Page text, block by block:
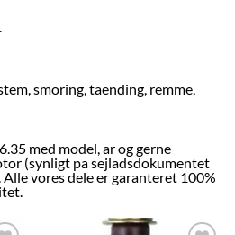
smoring, taending, remme,
med model, ar og gerne
(synligt pa sejladsdokumentet
vores dele er garanteret 100%